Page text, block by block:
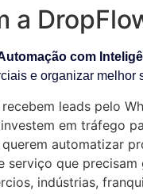
a
com
e organizar melhor
leads pelo
em tráfego
automatizar
serviço que
indústrias,